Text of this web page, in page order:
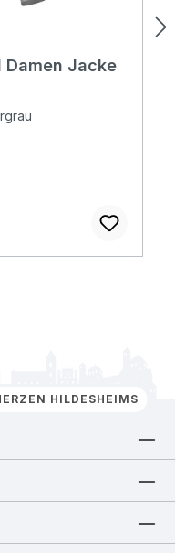
Jacke
HILDESHEIMS